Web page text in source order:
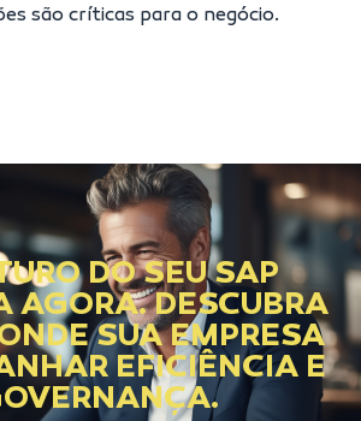
são críticas para o negócio.
DO SEU SAP
AGORA. DESCUBRA
SUA EMPRESA
EFICIÊNCIA E